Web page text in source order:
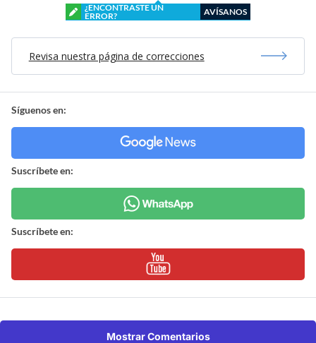
¿ENCONTRASTE UN
ERROR?
AVÍSANOS
Revisa nuestra página de correcciones
Síguenos en:
Suscríbete en:
Suscríbete en:
Mostrar Comentarios